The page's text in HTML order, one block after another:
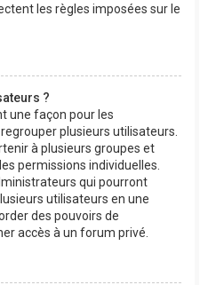
les règles imposées sur le
?
une façon pour les
plusieurs utilisateurs.
à plusieurs groupes et
permissions individuelles.
qui pourront
utilisateurs en une
des pouvoirs de
accès à un forum privé.